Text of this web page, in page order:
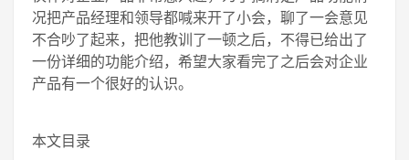
况把产品经理和领导都喊来开了小会，聊了一会意见
不合吵了起来，把他教训了一顿之后，不得已给出了
一份详细的功能介绍，希望大家看完了之后会对企业
产品有一个很好的认识。
本文目录